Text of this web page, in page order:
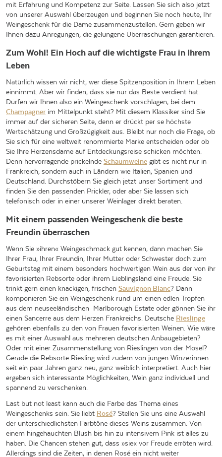
mit Erfahrung und Kompetenz zur Seite. Lassen Sie sich also jetzt
von unserer Auswahl überzeugen und beginnen Sie noch heute, Ihr
Weingeschenk für die Dame zusammenzustellen. Gern geben wir
Ihnen dazu Anregungen, die gelungene Überraschungen garantieren.
Zum Wohl! Ein Hoch auf die wichtigste Frau in Ihrem
Leben
Natürlich wissen wir nicht, wer diese Spitzenposition in Ihrem Leben
einnimmt. Aber wir finden, dass sie nur das Beste verdient hat.
Dürfen wir Ihnen also ein Weingeschenk vorschlagen, bei dem
Champagner im Mittelpunkt steht? Mit diesem Klassiker sind Sie
immer auf der sicheren Seite, denn er drückt per se höchste
Wertschätzung und Großzügigkeit aus. Bleibt nur noch die Frage, ob
Sie sich für eine weltweit renommierte Marke entscheiden oder ob
Sie Ihre Herzensdame auf Entdeckungsreise schicken möchten.
Denn hervorragende prickelnde Schaumweine gibt es nicht nur in
Frankreich, sondern auch in Ländern wie Italien, Spanien und
Deutschland. Durchstöbern Sie gleich jetzt unser Sortiment und
finden Sie den passenden Prickler, oder aber Sie lassen sich
telefonisch oder in einer unserer Weinlager direkt beraten.
Mit einem passenden Weingeschenk die beste
Freundin überraschen
Wenn Sie »ihren« Weingeschmack gut kennen, dann machen Sie
Ihrer Frau, Ihrer Freundin, Ihrer Mutter oder Schwester doch zum
Geburtstag mit einem besonders hochwertigen Wein aus der von ihr
favorisierten Rebsorte oder ihrem Lieblingsland eine Freude. Sie
trinkt gern einen knackigen, frischen Sauvignon Blanc? Dann
komponieren Sie ein Weingeschenk rund um einen edlen Tropfen
aus dem neuseeländischen Marlborough Estate oder gönnen Sie ihr
einen Sancerre aus dem Herzen Frankreichs. Deutsche Rieslinge
gehören ebenfalls zu den von Frauen favorisierten Weinen. Wie wäre
es mit einer Auswahl aus mehreren deutschen Anbaugebieten?
Oder mit einer Zusammenstellung von Rieslingen von der Mosel?
Gerade die Rebsorte Riesling wird zudem von jungen Winzerinnen
seit ein paar Jahren ganz neu, ganz weiblich interpretiert. Auch hier
ergeben sich interessante Möglichkeiten, Wein ganz individuell und
spannend zu verschenken.
Last but not least kann auch die Farbe das Thema eines
Weingeschenks sein. Sie liebt Rosé? Stellen Sie uns eine Auswahl
der unterschiedlichsten Farbtöne dieses Weins zusammen. Von
einem hingehauchten Blush bis hin zu intensivem Pink ist alles zu
haben. Die Chancen stehen gut, dass »sie« vor Freude erröten wird.
Allerdings sind die Zeiten, in denen Rosé ein nicht weiter